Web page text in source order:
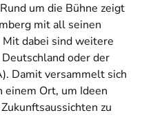
um die Bühne zeigt
mit all seinen
dabei sind weitere
oder der
Damit versammelt sich
einem Ort, um Ideen
zu